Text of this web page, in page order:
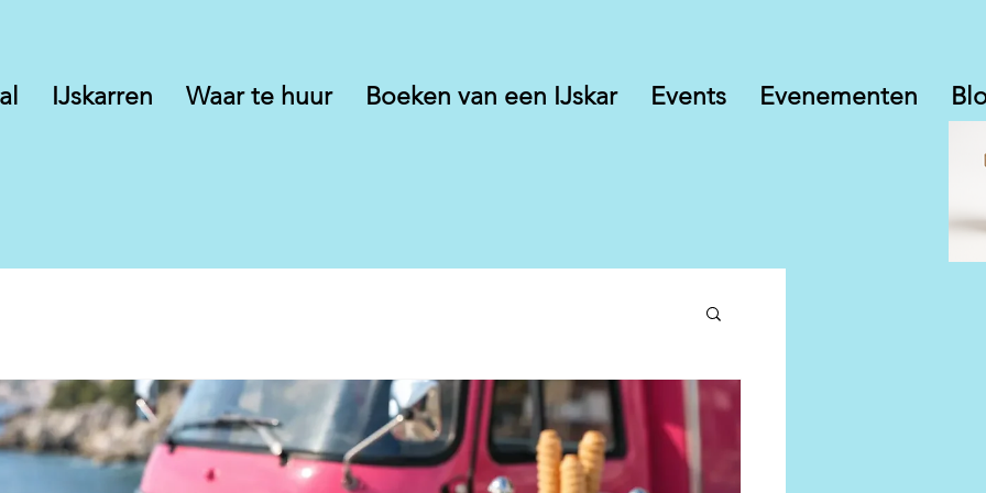
IJskarren Waar te huur Boeken van een IJskar Events Evenementen